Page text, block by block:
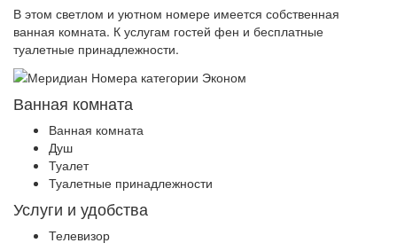
В этом светлом и уютном номере имеется собственная
ванная комната. К услугам гостей фен и бесплатные
туалетные принадлежности.
Ванная комната
Ванная комната
Душ
Туалет
Туалетные принадлежности
Услуги и удобства
Телевизор